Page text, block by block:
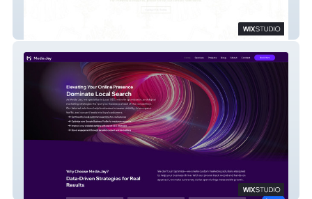
Media Jay